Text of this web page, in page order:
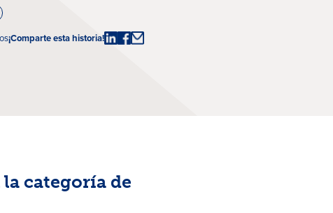
¡Comparte esta historia!
categoría de